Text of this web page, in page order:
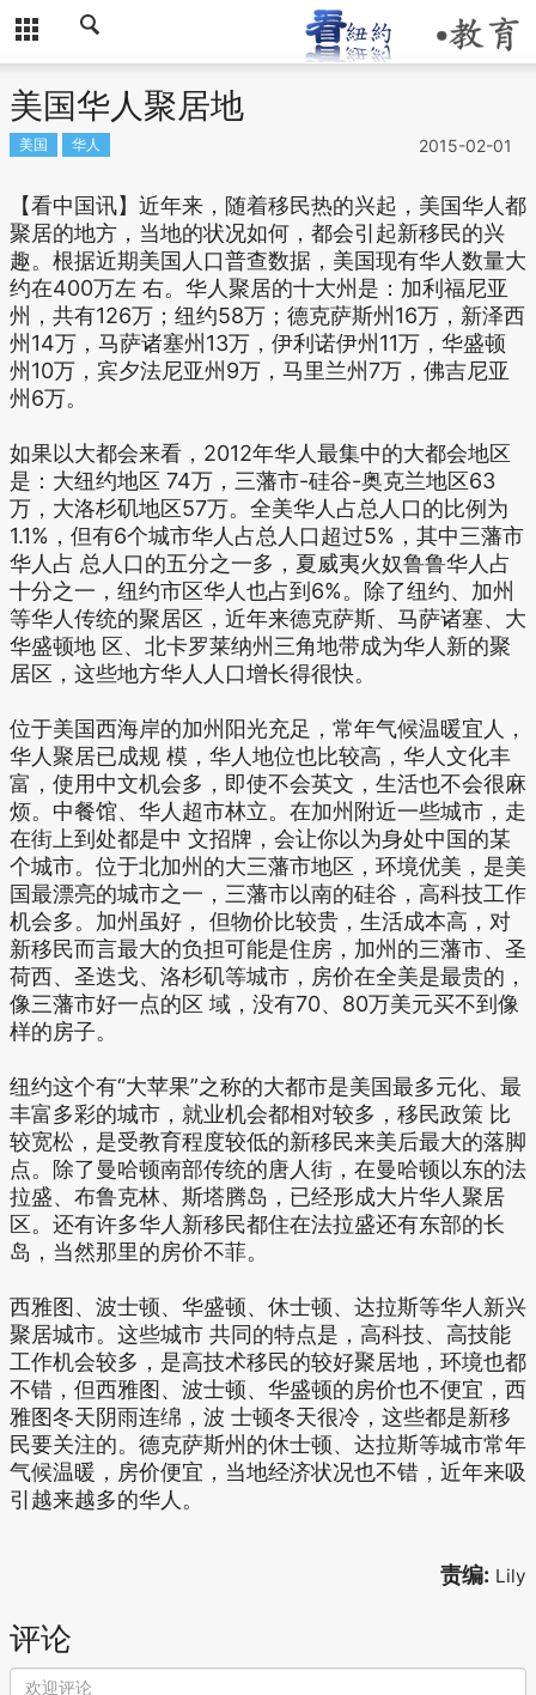
美国华人聚居地
2015-02-01
美国 华人
【看中国讯】近年来，随着移民热的兴起，美国华人都
聚居的地方，当地的状况如何，都会引起新移民的兴
趣。根据近期美国人口普查数据，美国现有华人数量大
约在400万左 右。华人聚居的十大州是：加利福尼亚
州，共有126万；纽约58万；德克萨斯州16万，新泽西
州14万，马萨诸塞州13万，伊利诺伊州11万，华盛顿
州10万，宾夕法尼亚州9万，马里兰州7万，佛吉尼亚
州6万。
如果以大都会来看，2012年华人最集中的大都会地区
是：大纽约地区 74万，三藩市-硅谷-奥克兰地区63
万，大洛杉矶地区57万。全美华人占总人口的比例为
1.1%，但有6个城市华人占总人口超过5%，其中三藩市
华人占 总人口的五分之一多，夏威夷火奴鲁鲁华人占
十分之一，纽约市区华人也占到6%。除了纽约、加州
等华人传统的聚居区，近年来德克萨斯、马萨诸塞、大
华盛顿地 区、北卡罗莱纳州三角地带成为华人新的聚
居区，这些地方华人人口增长得很快。
位于美国西海岸的加州阳光充足，常年气候温暖宜人，
华人聚居已成规 模，华人地位也比较高，华人文化丰
富，使用中文机会多，即使不会英文，生活也不会很麻
烦。中餐馆、华人超市林立。在加州附近一些城市，走
在街上到处都是中 文招牌，会让你以为身处中国的某
个城市。位于北加州的大三藩市地区，环境优美，是美
国最漂亮的城市之一，三藩市以南的硅谷，高科技工作
机会多。加州虽好， 但物价比较贵，生活成本高，对
新移民而言最大的负担可能是住房，加州的三藩市、圣
荷西、圣迭戈、洛杉矶等城市，房价在全美是最贵的，
像三藩市好一点的区 域，没有70、80万美元买不到像
样的房子。
纽约这个有“大苹果”之称的大都市是美国最多元化、最
丰富多彩的城市，就业机会都相对较多，移民政策 比
较宽松，是受教育程度较低的新移民来美后最大的落脚
点。除了曼哈顿南部传统的唐人街，在曼哈顿以东的法
拉盛、布鲁克林、斯塔腾岛，已经形成大片华人聚居
区。还有许多华人新移民都住在法拉盛还有东部的长
岛，当然那里的房价不菲。
西雅图、波士顿、华盛顿、休士顿、达拉斯等华人新兴
聚居城市。这些城市 共同的特点是，高科技、高技能
工作机会较多，是高技术移民的较好聚居地，环境也都
不错，但西雅图、波士顿、华盛顿的房价也不便宜，西
雅图冬天阴雨连绵，波 士顿冬天很冷，这些都是新移
民要关注的。德克萨斯州的休士顿、达拉斯等城市常年
气候温暖，房价便宜，当地经济状况也不错，近年来吸
引越来越多的华人。
责编: Lily
评论